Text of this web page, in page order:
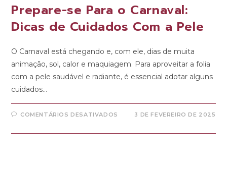
Prepare-se Para o Carnaval:
Dicas de Cuidados Com a Pele
O Carnaval está chegando e, com ele, dias de muita
animação, sol, calor e maquiagem. Para aproveitar a folia
com a pele saudável e radiante, é essencial adotar alguns
cuidados…
COMENTÁRIOS DESATIVADOS 3 DE FEVEREIRO DE 2025